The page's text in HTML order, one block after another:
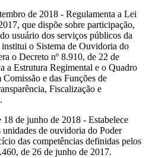
de 2018 - Regulamenta a Lei
que dispõe sobre participação,
usuário dos serviços públicos da
o Sistema de Ouvidoria do
o Decreto nº 8.910, de 22 de
a Estrutura Regimental e o Quadro
e das Funções de
Fiscalização e
de junho de 2018 - Estabelece
unidades de ouvidoria do Poder
das competências definidas pelos
de 26 de junho de 2017.